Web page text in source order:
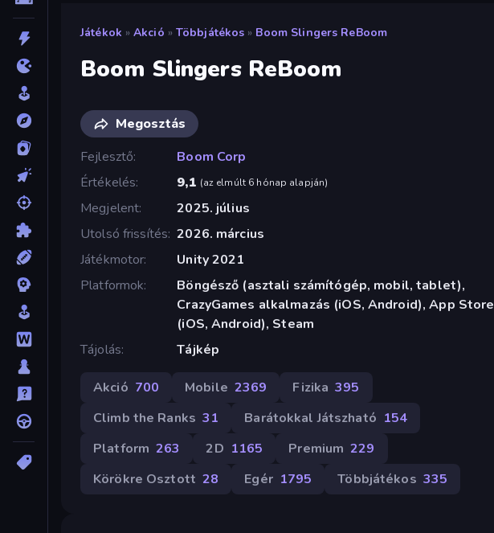
Játékok » Akció » Többjátékos » Boom Slingers ReBoom
Boom Slingers ReBoom
Megosztás
Fejlesztő
Boom Corp
Értékelés
9,1 (az elmúlt 6 hónap alapján)
Megjelent
2025. július
Utolsó frissítés 2026. március
Játékmotor
Unity 2021
Platformok
Böngésző (asztali számítógép, mobil, tablet),
CrazyGames alkalmazás (iOS, Android), App Store
(iOS, Android), Steam
Tájolás
Tájkép
Akció 700 Mobile 2369 Fizika 395
Climb the Ranks 31 Barátokkal Játszható 154
Platform 263 2D 1165 Premium 229
Körökre Osztott 28 Egér 1795 Többjátékos 335